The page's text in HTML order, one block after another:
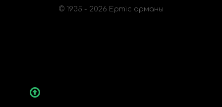
© 1935 - 2026 Ертіс орманы